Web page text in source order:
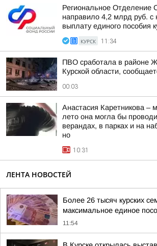
Региональное Отделение
направило 4,2 млрд руб. с
выплату единого пособия
КУРСК 11:34
ПВО сработала в районе
Курской области,
00:03
Анастасия Каретникова –
лето она могла бы
верандах, в парках и на
но
10:31
ЛЕНТА НОВОСТЕЙ
Более 26 тысяч курских
максимальное единое
11:54